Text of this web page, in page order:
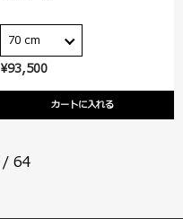
¥93,500
カートに入れる
70 cm
/ 64